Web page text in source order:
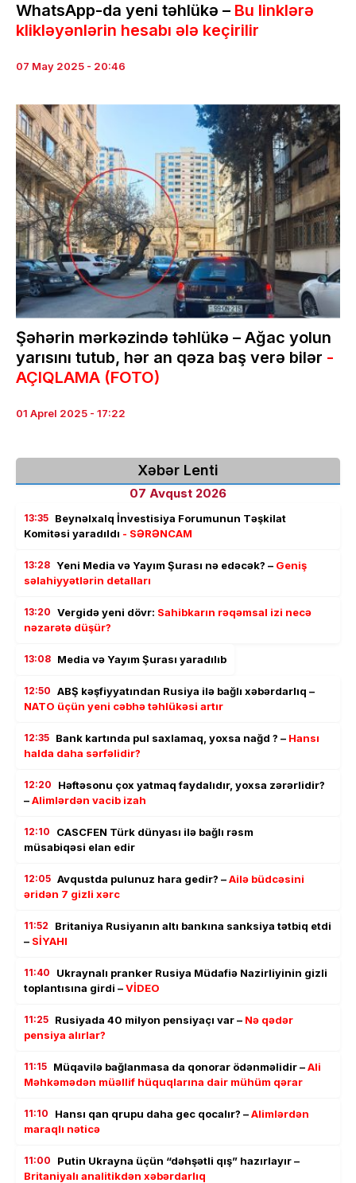
WhatsApp-da yeni təhlükə – Bu linklərə
klikləyənlərin hesabı ələ keçirilir
07 May 2025 - 20:46
Şəhərin mərkəzində təhlükə – Ağac yolun
yarısını tutub, hər an qəza baş verə bilər -
AÇIQLAMA (FOTO)
01 Aprel 2025 - 17:22
Xəbər Lenti
07 Avqust 2026
13:35 Beynəlxalq İnvestisiya Forumunun Təşkilat
Komitəsi yaradıldı - SƏRƏNCAM
13:28 Yeni Media və Yayım Şurası nə edəcək? – Geniş
səlahiyyətlərin detalları
13:20 Vergidə yeni dövr: Sahibkarın rəqəmsal izi necə
nəzarətə düşür?
13:08 Media və Yayım Şurası yaradılıb
12:50 ABŞ kəşfiyyatından Rusiya ilə bağlı xəbərdarlıq –
NATO üçün yeni cəbhə təhlükəsi artır
12:35 Bank kartında pul saxlamaq, yoxsa nağd ? – Hansı
halda daha sərfəlidir?
12:20
Həftəsonu çox yatmaq faydalıdır, yoxsa zərərlidir?
–Alimlərdən vacib izah
12:10
CASCFEN Türk dünyası ilə bağlı rəsm
müsabiqəsi elan edir
12:05 Avqustda pulunuz hara gedir? –Ailə büdcəsini
əridən 7 gizli xərc
11:52
Britaniya Rusiyanın altı bankına sanksiya tətbiq etdi
– SİYAHI
11:40
Ukraynalı pranker Rusiya Müdafiə Nazirliyinin gizli
toplantısına girdi –VİDEO
11:25 Rusiyada 40 milyon pensiyaçı var – Nə qədər
pensiya alırlar?
11:15 Müqavilə bağlanmasa da qonorar ödənməlidir –Ali
Məhkəmədən müəllif hüquqlarına dair mühüm qərar
11:10 Hansı qan qrupu daha gec qocalır? –Alimlərdən
maraqlı nəticə
11:00
Putin Ukrayna üçün “dəhşətli qış” hazırlayır –
Britaniyalı analitikdən xəbərdarlıq